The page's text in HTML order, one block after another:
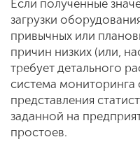
Если полученные
загрузки
привычных или
причин низких (или,
требует детального
система мониторинга
представления
заданной на
простоев.